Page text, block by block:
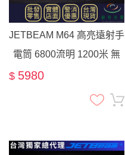
JETBEAM M64 高亮遠射手
電筒 6800流明 1200米 無
段調光 尾部戰術開關 爆閃
執法 搜索 21700
$ 5980